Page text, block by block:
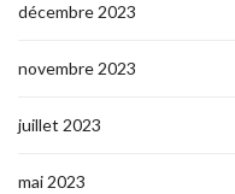
décembre 2023
novembre 2023
juillet 2023
mai 2023